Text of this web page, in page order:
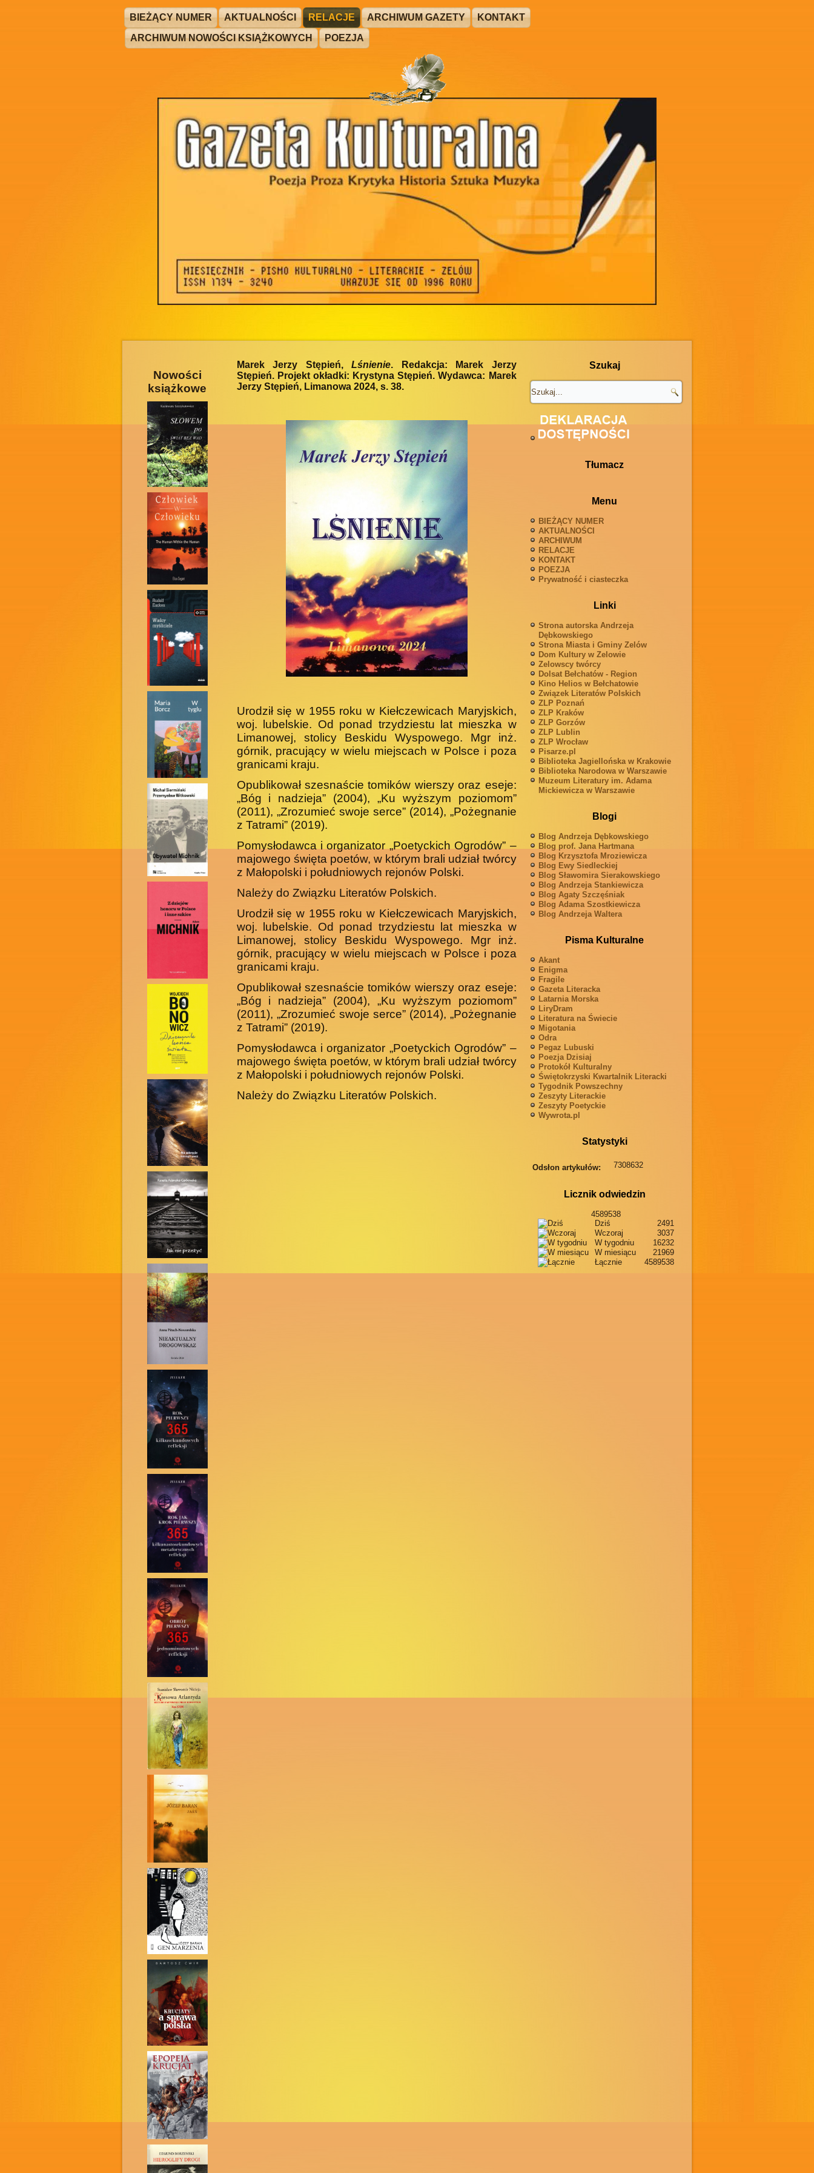
BIEŻĄCY NUMER AKTUALNOŚCI RELACJE ARCHIWUM GAZETY
KONTAKT
ARCHIWUM NOWOŚCI KSIĄŻKOWYCH
POEZJA
Nowości
książkowe
Marek Jerzy Stępień,Lśnienie. Redakcja: Marek Jerzy
Stępień. Projekt okładki: Krystyna Stępień. Wydawca: Marek
Jerzy Stępień, Limanowa 2024, s. 38.
Urodził się w 1955 roku w Kiełczewicach Maryjskich,
woj. lubelskie. Od ponad trzydziestu lat mieszka w
Limanowej, stolicy Beskidu Wyspowego. Mgr inż.
górnik, pracujący w wielu miejscach w Polsce i poza
granicami kraju.
Opublikował szesnaście tomików wierszy oraz eseje:
„Bóg i nadzieja” (2004), „Ku wyższym poziomom”
(2011), „Zrozumieć swoje serce” (2014), „Pożegnanie
z Tatrami” (2019).
Pomysłodawca i organizator „Poetyckich Ogrodów” –
majowego święta poetów, w którym brali udział twórcy
z Małopolski i południowych rejonów Polski.
Należy do Związku Literatów Polskich.
Urodził się w 1955 roku w Kiełczewicach Maryjskich,
woj. lubelskie. Od ponad trzydziestu lat mieszka w
Limanowej, stolicy Beskidu Wyspowego. Mgr inż.
górnik, pracujący w wielu miejscach w Polsce i poza
granicami kraju.
Opublikował szesnaście tomików wierszy oraz eseje:
„Bóg i nadzieja” (2004), „Ku wyższym poziomom”
(2011), „Zrozumieć swoje serce” (2014), „Pożegnanie
z Tatrami” (2019).
Pomysłodawca i organizator „Poetyckich Ogrodów” –
majowego święta poetów, w którym brali udział twórcy
z Małopolski i południowych rejonów Polski.
Należy do Związku Literatów Polskich.
Szukaj
Tłumacz
Menu
BIEŻĄCY NUMER
AKTUALNOŚCI
ARCHIWUM
RELACJE
KONTAKT
POEZJA
Prywatność i ciasteczka
Linki
Strona autorska Andrzeja
Dębkowskiego
Strona Miasta i Gminy Zelów
Dom Kultury w Zelowie
Zelowscy twórcy
Dolsat Bełchatów - Region
Kino Helios w Bełchatowie
Związek Literatów Polskich
ZLP Poznań
ZLP Kraków
ZLP Gorzów
ZLP Lublin
ZLP Wrocław
Pisarze.pl
Biblioteka Jagiellońska w Krakowie
Biblioteka Narodowa w Warszawie
Muzeum Literatury im. Adama
Mickiewicza w Warszawie
Blogi
Blog Andrzeja Dębkowskiego
Blog prof. Jana Hartmana
Blog Krzysztofa Mroziewicza
Blog Ewy Siedleckiej
Blog Sławomira Sierakowskiego
Blog Andrzeja Stankiewicza
Blog Agaty Szczęśniak
Blog Adama Szostkiewicza
Blog Andrzeja Waltera
Pisma Kulturalne
Akant
Enigma
Fragile
Gazeta Literacka
Latarnia Morska
LiryDram
Literatura na Świecie
Migotania
Odra
Pegaz Lubuski
Poezja Dzisiaj
Protokół Kulturalny
Świętokrzyski Kwartalnik Literacki
Tygodnik Powszechny
Zeszyty Literackie
Zeszyty Poetyckie
Wywrota.pl
Statystyki
Odsłon artykułów: 7308632
Licznik odwiedzin
4589538
Dziś
2491
Wczoraj
3037
W tygodniu
16232
W miesiącu
21969
Łącznie
4589538